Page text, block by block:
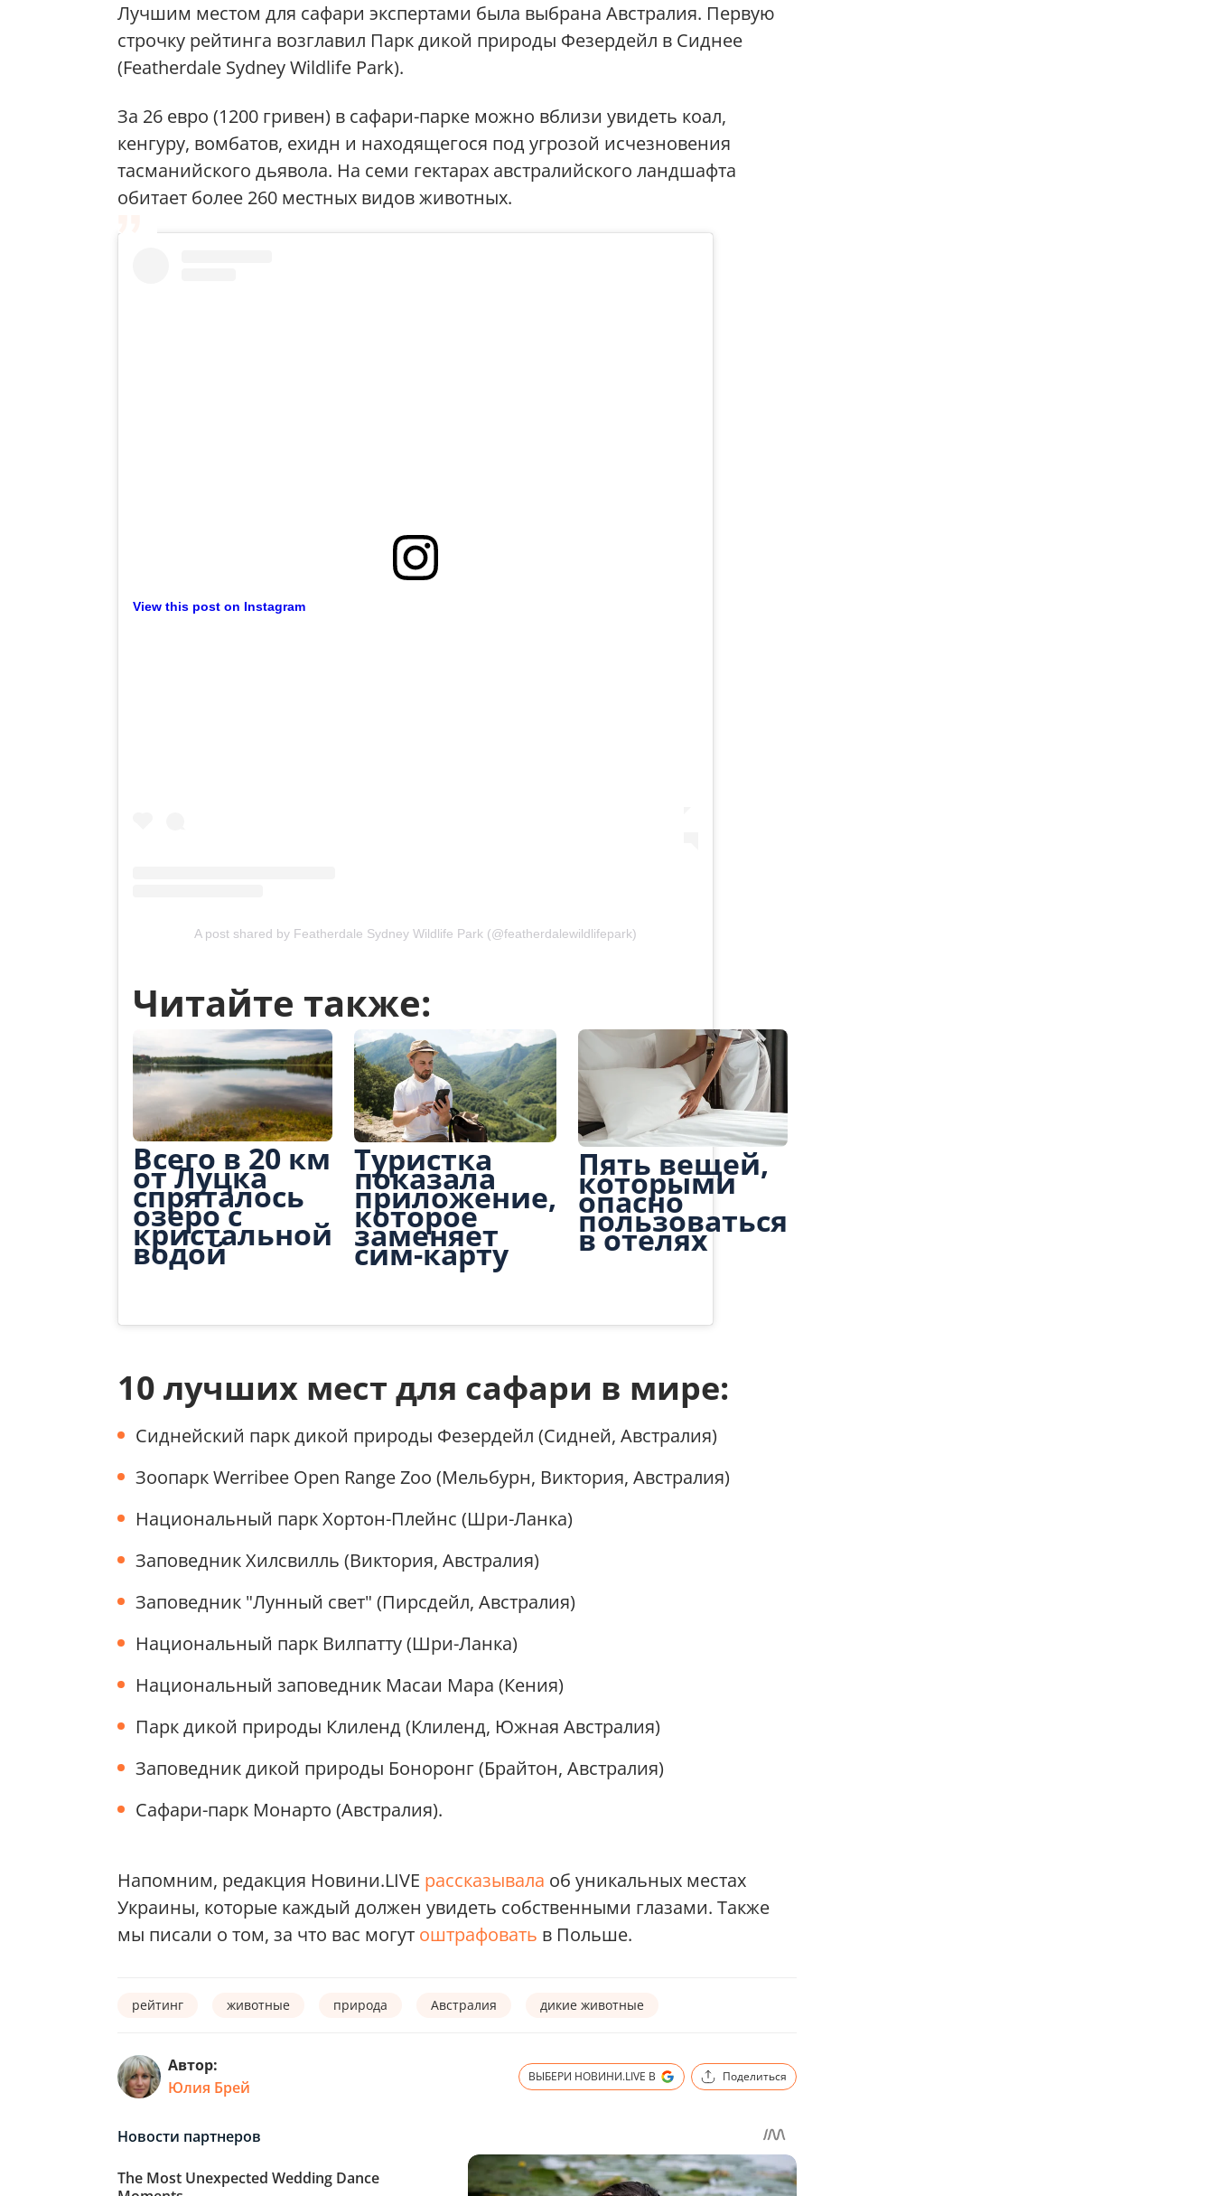
Лучшим местом для сафари экспертами была выбрана Австралия. Первую
строчку рейтинга возглавил Парк дикой природы Фезердейл в Сиднее
(Featherdale Sydney Wildlife Park).
За 26 евро (1200 гривен) в сафари-парке можно вблизи увидеть коал,
кенгуру, вомбатов, ехидн и находящегося под угрозой исчезновения
тасманийского дьявола. На семи гектарах австралийского ландшафта
обитает более 260 местных видов животных.
View this post on Instagram
A post shared by Featherdale Sydney Wildlife Park (@featherdalewildlifepark)
Читайте также:
Всего в 20 км
от Луцка
спряталось
озеро с
кристальной
водой
Туристка
показала
приложение,
которое
заменяет
сим-карту
Пять вещей,
которыми
опасно
пользоваться
в отелях
10 лучших мест для сафари в мире:
Сиднейский парк дикой природы Фезердейл (Сидней, Австралия)
Зоопарк Werribee Open Range Zoo (Мельбурн, Виктория, Австралия)
Национальный парк Хортон-Плейнс (Шри-Ланка)
Заповедник Хилсвилль (Виктория, Австралия)
Заповедник "Лунный свет" (Пирсдейл, Австралия)
Национальный парк Вилпатту (Шри-Ланка)
Национальный заповедник Масаи Мара (Кения)
Парк дикой природы Клиленд (Клиленд, Южная Австралия)
Заповедник дикой природы Боноронг (Брайтон, Австралия)
Сафари-парк Монарто (Австралия).
Напомним, редакция Новини.LIVE рассказывала об уникальных местах
Украины, которые каждый должен увидеть собственными глазами. Также
мы писали о том, за что вас могут оштрафовать в Польше.
рейтинг животные природа Австралия дикие животные
Автор:
Юлия Брей
ВЫБЕРИ НОВИНИ.LIVE В Поделиться